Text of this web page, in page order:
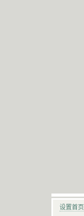
设置首页